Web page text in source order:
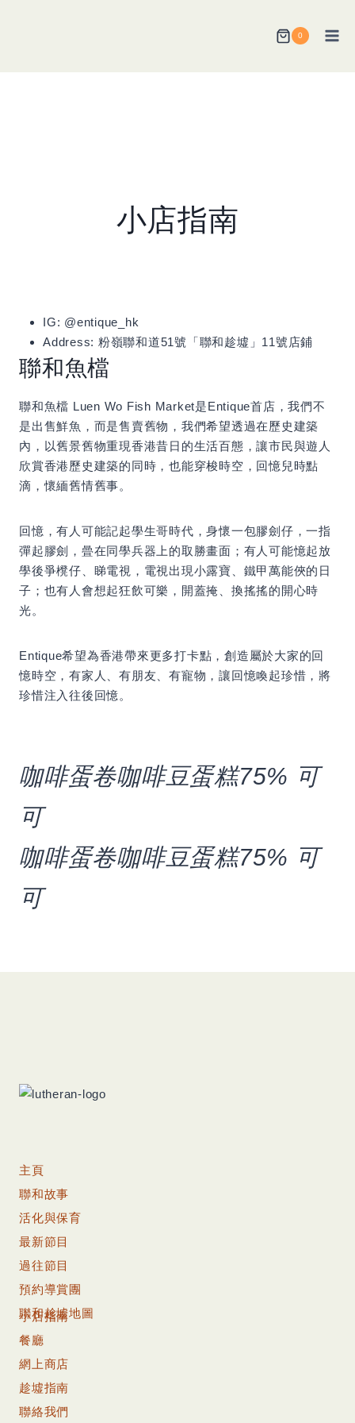
0
小店指南
IG: @entique_hk
Address: 粉嶺聯和道51號「聯和趁墟」11號店鋪
聯和魚檔
聯和魚檔 Luen Wo Fish Market是Entique首店，我們不
是出售鮮魚，而是售賣舊物，我們希望透過在歷史建築
內，以舊景舊物重現香港昔日的生活百態，讓市民與遊人
欣賞香港歷史建築的同時，也能穿梭時空，回憶兒時點
滴，懷緬舊情舊事。
回憶，有人可能記起學生哥時代，身懷一包膠劍仔，一指
彈起膠劍，曡在同學兵器上的取勝畫面；有人可能憶起放
學後爭櫈仔、睇電視，電視出現小露寶、鐵甲萬能俠的日
子；也有人會想起狂飲可樂，開蓋掩、換搖搖的開心時
光。
Entique希望為香港帶來更多打卡點，創造屬於大家的回
憶時空，有家人、有朋友、有寵物，讓回憶喚起珍惜，將
珍惜注入往後回憶。
咖啡蛋卷咖啡豆蛋糕75% 可
可
咖啡蛋卷咖啡豆蛋糕75% 可
可
主頁
聯和故事
活化與保育
最新節目
過往節目
預約導賞團
聯和趁墟地圖
小店指南
餐廳
網上商店
趁墟指南
聯絡我們